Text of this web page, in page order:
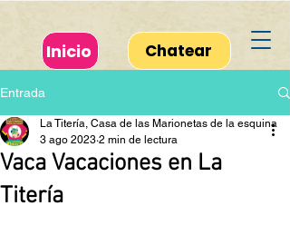
Inicio Chatear
Entrada
Vaca Vacaciones en La
Titería
La Titería, Casa de las Marionetas de la esquina
3 ago 2023 2 min de lectura